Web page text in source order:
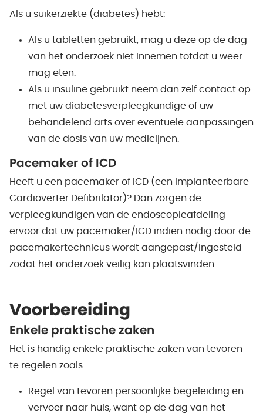
Als u suikerziekte (diabetes) hebt:
Als u tabletten gebruikt, mag u deze op de dag
van het onderzoek niet innemen totdat u weer
mag eten.
Als u insuline gebruikt neem dan zelf contact op
met uw diabetesverpleegkundige of uw
behandelend arts over eventuele aanpassingen
van de dosis van uw medicijnen.
Pacemaker of ICD
Heeft u een pacemaker of ICD (een Implanteerbare
Cardioverter Defibrilator)? Dan zorgen de
verpleegkundigen van de endoscopieafdeling
ervoor dat uw pacemaker/ICD indien nodig door de
pacemakertechnicus wordt aangepast/ingesteld
zodat het onderzoek veilig kan plaatsvinden.
Voorbereiding
Enkele praktische zaken
Het is handig enkele praktische zaken van tevoren
te regelen zoals:
Regel van tevoren persoonlijke begeleiding en
vervoer naar huis, want op de dag van het